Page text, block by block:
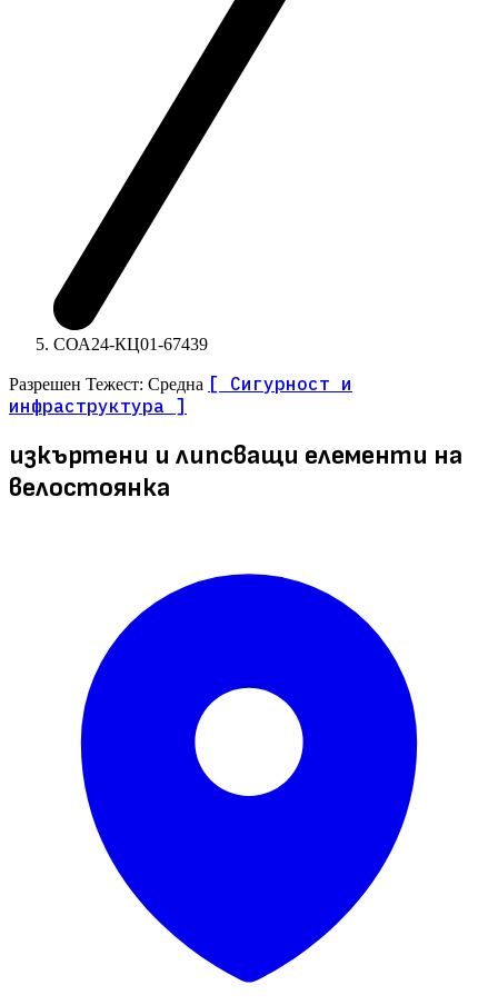
СОА24-КЦ01-67439
Разрешен Тежест: Средна [ Сигурност и
инфраструктура ]
изкъртени и липсващи елементи на
велостоянка